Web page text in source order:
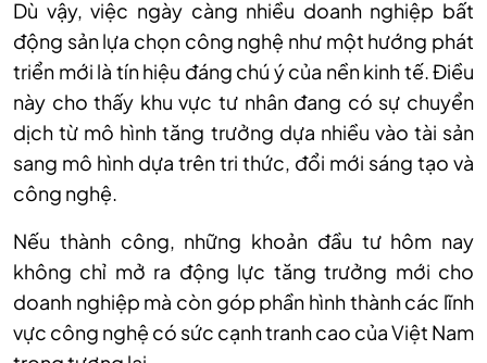
Dù vậy, việc ngày càng nhiều doanh nghiệp bất
động sản lựa chọn công nghệ như một hướng phát
triển mới là tín hiệu đáng chú ý của nền kinh tế. Điều
này cho thấy khu vực tư nhân đang có sự chuyển
dịch từ mô hình tăng trưởng dựa nhiều vào tài sản
sang mô hình dựa trên tri thức, đổi mới sáng tạo và
công nghệ.
Nếu thành công, những khoản đầu tư hôm nay
không chỉ mở ra động lực tăng trưởng mới cho
doanh nghiệp mà còn góp phần hình thành các lĩnh
vực công nghệ có sức cạnh tranh cao của Việt Nam